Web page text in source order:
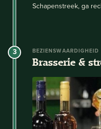
Schapenstreek, ga
3 BEZIENSWAARDIGHEID
Brasserie &